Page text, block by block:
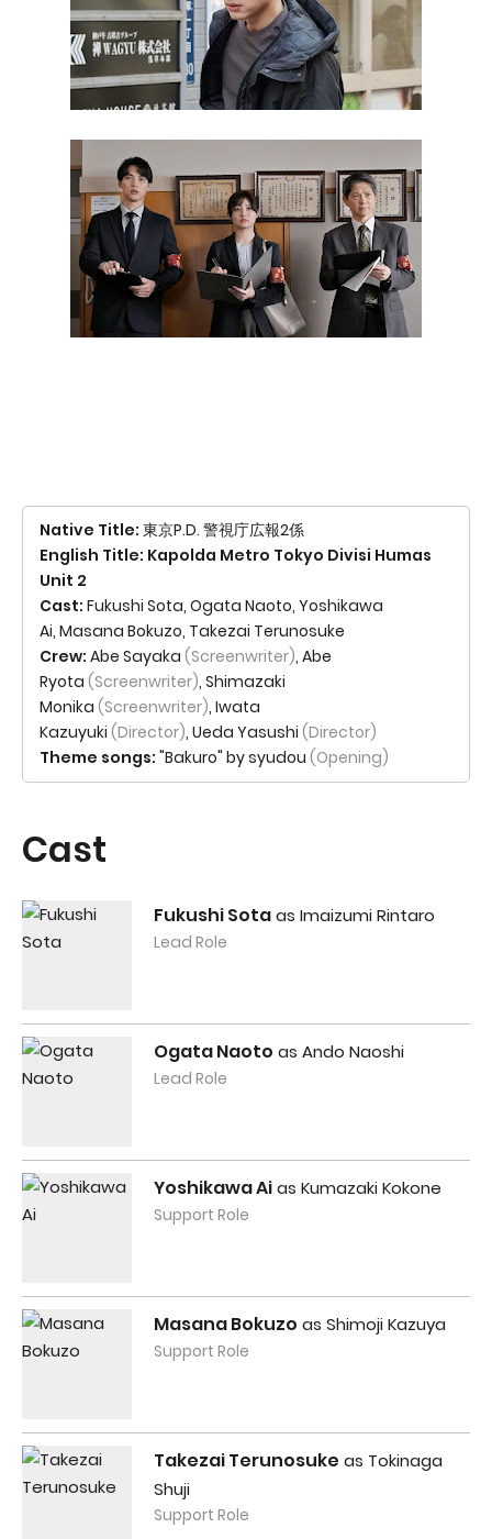
Native Title: 東京P.D. 警視庁広報2係
English Title: Kapolda Metro Tokyo Divisi Humas
Unit 2
Cast: Fukushi Sota, Ogata Naoto, Yoshikawa
Ai, Masana Bokuzo, Takezai Terunosuke
Crew: Abe Sayaka (Screenwriter), Abe
Ryota (Screenwriter), Shimazaki
Monika (Screenwriter), Iwata
Kazuyuki (Director), Ueda Yasushi (Director)
Theme songs: "Bakuro" by syudou (Opening)
Cast
Fukushi Sotaas Imaizumi Rintaro
Lead Role
Ogata Naoto as Ando Naoshi
Lead Role
Yoshikawa Aias Kumazaki Kokone
Support Role
Masana Bokuzo as Shimoji Kazuya
Support Role
Takezai Terunosuke as Tokinaga
Shuji
Support Role